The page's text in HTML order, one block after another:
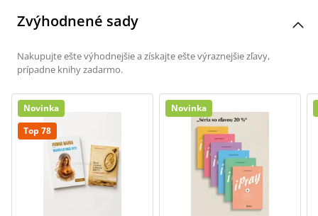
Zvýhodnené sady
Nakupujte ešte výhodnejšie a získajte ešte výraznejšie zľavy,
prípadne knihy zadarmo.
Novinka
Top 78
Novinka